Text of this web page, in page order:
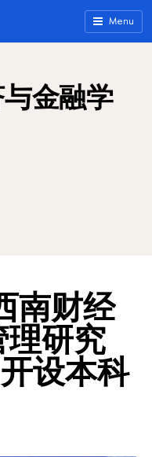
Menu
金融学
南财经
研究
设本科